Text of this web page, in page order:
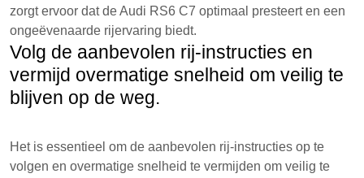
zorgt ervoor dat de Audi RS6 C7 optimaal presteert en een
ongeëvenaarde rijervaring biedt.
Volg de aanbevolen rij-instructies en
vermijd overmatige snelheid om veilig te
blijven op de weg.
Het is essentieel om de aanbevolen rij-instructies op te
volgen en overmatige snelheid te vermijden om veilig te